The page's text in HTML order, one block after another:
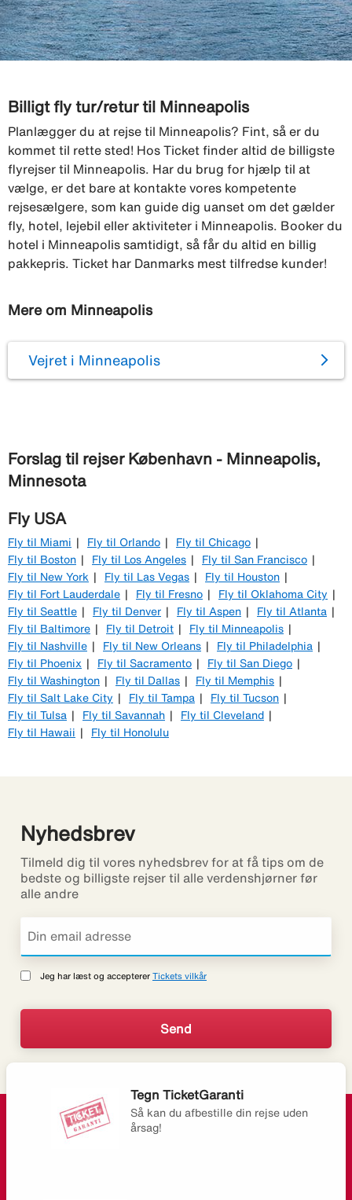
Billigt fly tur/retur til Minneapolis
Planlægger du at rejse til Minneapolis? Fint, så er du
kommet til rette sted! Hos Ticket finder altid de billigste
flyrejser til Minneapolis. Har du brug for hjælp til at
vælge, er det bare at kontakte vores kompetente
rejsesælgere, som kan guide dig uanset om det gælder
fly, hotel, lejebil eller aktiviteter i Minneapolis. Booker du
hotel i Minneapolis samtidigt, så får du altid en billig
pakkepris. Ticket har Danmarks mest tilfredse kunder!
Mere om Minneapolis
Vejret i Minneapolis
Forslag til rejser København - Minneapolis,
Minnesota
Fly USA
Fly til Miami Fly til Orlando
Fly til Chicago
Fly til Boston
Fly til Los Angeles
Fly til San Francisco
Fly til New York
Fly til Las Vegas
Fly til Houston
Fly til Fort Lauderdale
Fly til Fresno
Fly til Oklahoma City
Fly til Seattle
Fly til Denver Fly til Aspen
Fly til Atlanta
Fly til Baltimore
Fly til Detroit
Fly til Minneapolis
Fly til Nashville
Fly til New Orleans
Fly til Philadelphia
Fly til Phoenix
Fly til Sacramento
Fly til San Diego
Fly til Washington
Fly til Dallas
Fly til Memphis
Fly til Salt Lake City
Fly til Tampa
Fly til Tucson
Fly til Tulsa
Fly til Savannah
Fly til Cleveland
Fly til Hawaii
Fly til Honolulu
Nyhedsbrev
Tilmeld dig til vores nyhedsbrev for at få tips om de
bedste og billigste rejser til alle verdenshjørner før
alle andre
Jeg har læst og accepterer Tickets vilkår
Tegn TicketGaranti
Så kan du afbestille din rejse uden
årsag!